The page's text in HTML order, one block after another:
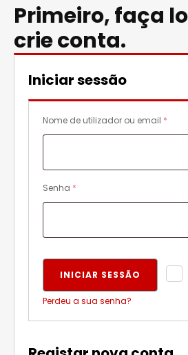
Primeiro, faça
crie conta.
Iniciar sessão
Nome de utilizador ou email *
b
i
a
ó
i
o
Senha *
b
i
a
ó
r
o
INICIAR SESSÃO
Perdeu a sua senha?